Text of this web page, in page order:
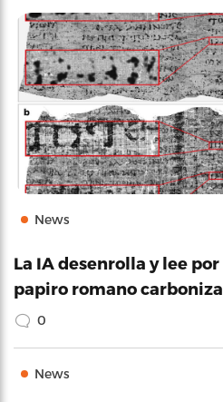
News
La IA desenrolla y lee
papiro romano
0
News